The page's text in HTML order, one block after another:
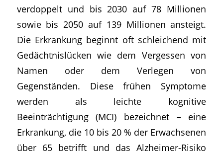
verdoppelt und bis 2030 auf 78 Millionen
sowie bis 2050 auf 139 Millionen ansteigt.
Die Erkrankung beginnt oft schleichend mit
Gedächtnislücken wie dem Vergessen von
Namen oder dem Verlegen von
Gegenständen. Diese frühen Symptome
werden als leichte kognitive
Beeinträchtigung (MCI) bezeichnet – eine
Erkrankung, die 10 bis 20 % der Erwachsenen
über 65 betrifft und das Alzheimer-Risiko